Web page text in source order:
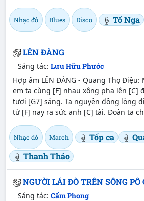
Nhạc đỏ Blues Disco Tố Nga
LÊN ĐÀNG
Sáng tác: Lưu Hữu Phước
Hợp âm LÊN ĐÀNG - Quang Thọ Điệu:
em ta cùng [F] nhau xông pha lên [C]
tươi [G7] sáng. Ta nguyện đồng lòng
từ [F] nay ra sức anh [C] tài. Đoàn ta
Nhạc đỏ March Tốp ca
Thanh Thảo
NGƯỜI LÁI ĐÒ TRÊN SÔNG PÔ
Sáng tác: Cẩm Phong